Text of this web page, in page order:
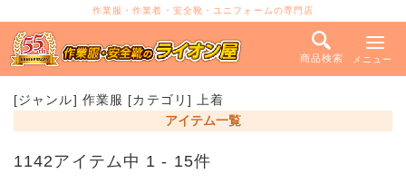
作業服・作業着・安全靴・ユニフォームの専門店
商品検索 メニュー
[ジャンル] 作業服 [カテゴリ] 上着
アイテム一覧
1142アイテム中 1 - 15件